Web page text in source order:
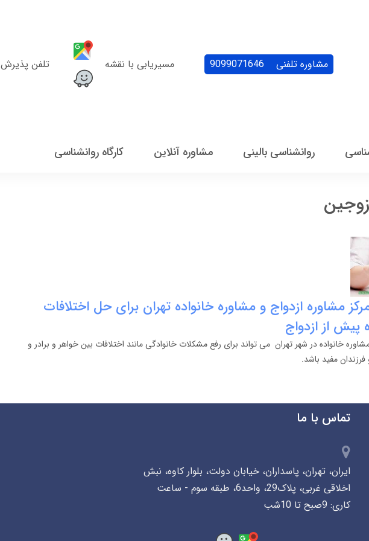
مشاوره تلفنی 9099071646 مسیریابی با نقشه تلفن پذیرش
روانشناسی بالینی مشاوره آنلاین کارگاه روانشناسی
مشاوره ازدواج و مشاوره خانواده تهران برای حل اختلافات
پیش از ازدواج
خانواده در شهر تهران می تواند برای رفع مشکلات خانوادگی مانند اختلافات بین خواهر و برادر و
مفید باشد.
تماس با ما
ایران، تهران، پاسداران، خیابان دولت، بلوار کاوه، نبش
اخلاقی غربی، پلاک29، واحد6، طبقه سوم - ساعت
کاری: 9صبح تا 10شب